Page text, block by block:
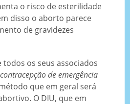
o risco de esterilidade
disso o aborto parece
de gravidezes
todos os seus associados
contracepção de emergência
que em geral será
O DIU, que em